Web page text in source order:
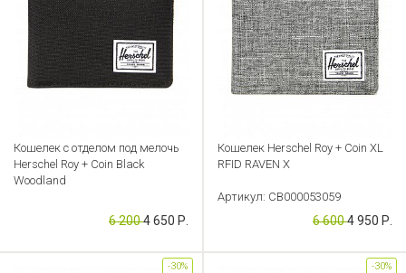
Кошелек с отделом под мелочь
Herschel Roy + Coin Black
Woodland
Артикул: CB000053057
6 2004 650 Р.
Кошелек Herschel Roy + Coin XL
RFID RAVEN X
Артикул: CB000053059
6 6004 950 Р.
-30% -30%